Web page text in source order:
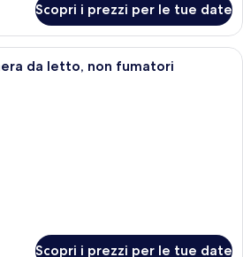
Scopri i prezzi per le tue date
Una camera d'albergo con un letto
da letto, non fumatori
Scopri i prezzi per le tue date